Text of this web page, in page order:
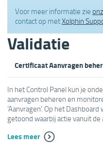
Voor meer informatie zie
contact op metXolphin
Validatie
Certificaat Aanvragen
In het Control Panel kun je
aanvragen beheren en
'Aanvragen'. Op het
getoond waarbij actie vanuit de
Lees meer